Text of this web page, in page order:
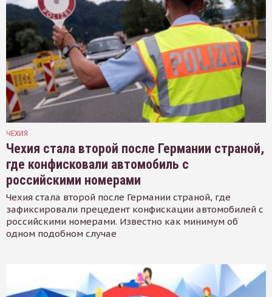
ЧЕХИЯ
Чехия стала второй после Германии страной,
где конфисковали автомобиль с
российскими номерами
Чехия стала второй после Германии страной, где
зафиксировали прецедент конфискации автомобилей с
российскими номерами. Известно как минимум об
одном подобном случае